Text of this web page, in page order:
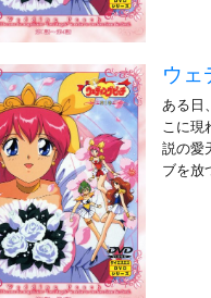
ウェ
ある日
こに現
説の愛
ブを放